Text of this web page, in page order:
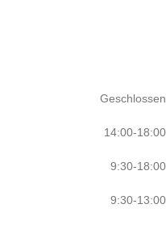
Geschlossen
14:00-18:00
9:30-18:00
9:30-13:00